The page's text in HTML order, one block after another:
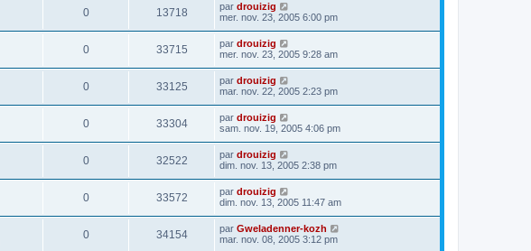
0 13718 par drouizig
mer. nov. 23, 2005 6:00 pm
0 33715 par drouizig
mer. nov. 23, 2005 9:28 am
0 33125 par drouizig
mar. nov. 22, 2005 2:23 pm
0 33304 par drouizig
sam. nov. 19, 2005 4:06 pm
0 32522 par drouizig
dim. nov. 13, 2005 2:38 pm
0 33572 par drouizig
dim. nov. 13, 2005 11:47 am
0 34154 par Gweladenner-kozh
mar. nov. 08, 2005 3:12 pm